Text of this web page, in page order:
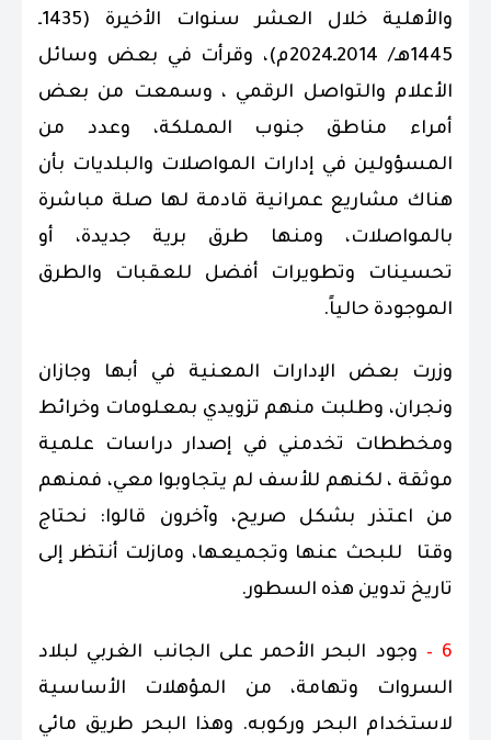
والأهلية خلال العشر سنوات الأخيرة (1435ـ
1445هـ/ 2014ـ2024م)، وقرأت في بعض وسائل
الأعلام والتواصل الرقمي ، وسمعت من بعض
أمراء مناطق جنوب المملكة، وعدد من
المسؤولين في إدارات المواصلات والبلديات بأن
هناك مشاريع عمرانية قادمة لها صلة مباشرة
بالمواصلات، ومنها طرق برية جديدة، أو
تحسينات وتطويرات أفضل للعقبات والطرق
الموجودة حالياً.
وزرت بعض الإدارات المعنية في أبها وجازان
ونجران، وطلبت منهم تزويدي بمعلومات وخرائط
ومخططات تخدمني في إصدار دراسات علمية
موثقة ، لكنهم للأسف لم يتجاوبوا معي، فمنهم
من اعتذر بشكل صريح، وآخرون قالوا: نحتاج
وقتا للبحث عنها وتجميعها، ومازلت أنتظر إلى
تاريخ تدوين هذه السطور.
6 –
وجود البحر الأحمر على الجانب الغربي لبلاد
السروات وتهامة، من المؤهلات الأساسية
لاستخدام البحر وركوبه. وهذا البحر طريق مائي